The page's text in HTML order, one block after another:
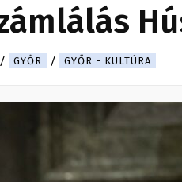
GYŐR GYŐR - KULTÚRA